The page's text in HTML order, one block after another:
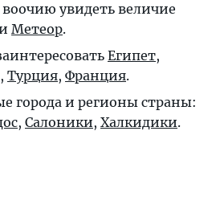
увидеть величие
Метеор.
Египет,
, Турция, Франция.
города и регионы страны:
, Салоники, Халкидики.